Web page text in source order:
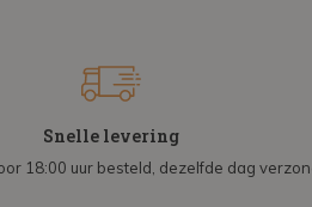
Snelle levering
18:00 uur besteld, dezelfde dag